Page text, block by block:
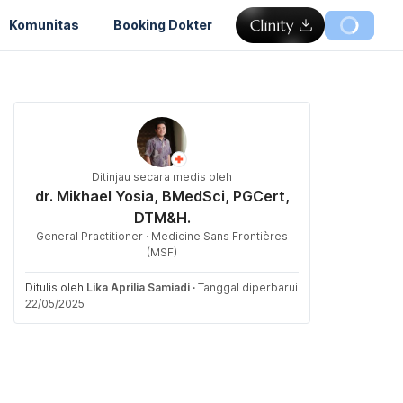
Komunitas Booking Dokter
Ditinjau secara medis oleh
dr. Mikhael Yosia, BMedSci, PGCert,
DTM&H.
General Practitioner · Medicine Sans Frontières
(MSF)
Ditulis oleh Lika Aprilia Samiadi · Tanggal diperbarui
22/05/2025